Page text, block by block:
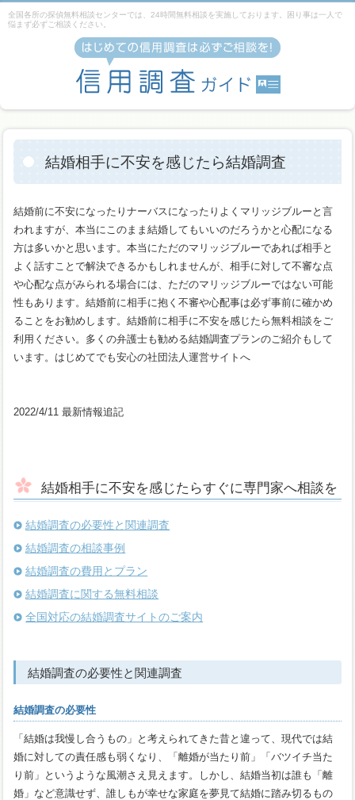
結婚相手に不安を感じたら結婚調査
結婚前に不安になったりナーバスになったりよくマリッジブルーと言
われますが、本当にこのまま結婚してもいいのだろうかと心配になる
方は多いかと思います。本当にただのマリッジブルーであれば相手と
よく話すことで解決できるかもしれませんが、相手に対して不審な点
や心配な点がみられる場合には、ただのマリッジブルーではない可能
性もあります。結婚前に相手に抱く不審や心配事は必ず事前に確かめ
ることをお勧めします。結婚前に相手に不安を感じたら無料相談をご
利用ください。多くの弁護士も勧める結婚調査プランのご紹介もして
います。はじめてでも安心の社団法人運営サイトへ
2022/4/11最新情報追記
結婚相手に不安を感じたらすぐに専門家へ相談を
結婚調査の必要性と関連調査
結婚調査の相談事例
結婚調査の費用とプラン
結婚調査に関する無料相談
全国対応の結婚調査サイトのご案内
結婚調査の必要性と関連調査
結婚調査の必要性
「結婚は我慢し合うもの」と考えられてきた昔と違って、現代では結
婚に対しての責任感も弱くなり、「離婚が当たり前」「バツイチ当た
り前」というような風潮さえ見えます。しかし、結婚当初は誰も「離
婚」など意識せず、誰しもが幸せな家庭を夢見て結婚に踏み切るもの
全国各所の探偵無料相談センターでは、24時間無料相談を実施しております。困り事は一人で
悩まず必ずご相談ください。